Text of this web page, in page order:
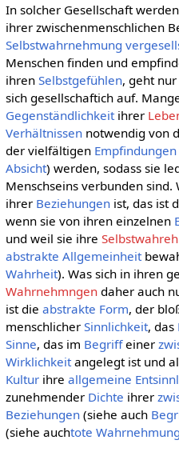
In solcher Gesellschaft
ihrer zwischenmenschlichen
Selbstwahrnehmung
Menschen finden und
ihren Selbstgefühlen, geht nur
sich gesellschaftich auf.
Gegenständlichkeitihrer
Verhältnissennotwendig von
der vielfältigen Empfindungen
Absicht) werden, sodass sie
Menschseins verbunden sind.
ihrer Beziehungenist, das ist
wenn sie von ihren einzelnen
und weil sie ihre
abstrakte Allgemeinheit
Wahrheit). Was sich in ihren
Wahrnehmngendaher auch
ist die abstrakte Form, der
menschlicher Sinnlichkeit, das
Sinne, das im Begriffeiner
Wirklichkeitangelegt ist und
Kulturihre allgemeine
zunehmender Dichte ihrer
Beziehungen(siehe auch
(siehe auchtote Wahrnehmung